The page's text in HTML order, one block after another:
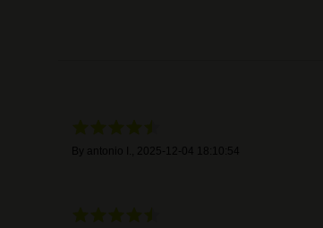
antonio I. 2025-12-04 18:10:54